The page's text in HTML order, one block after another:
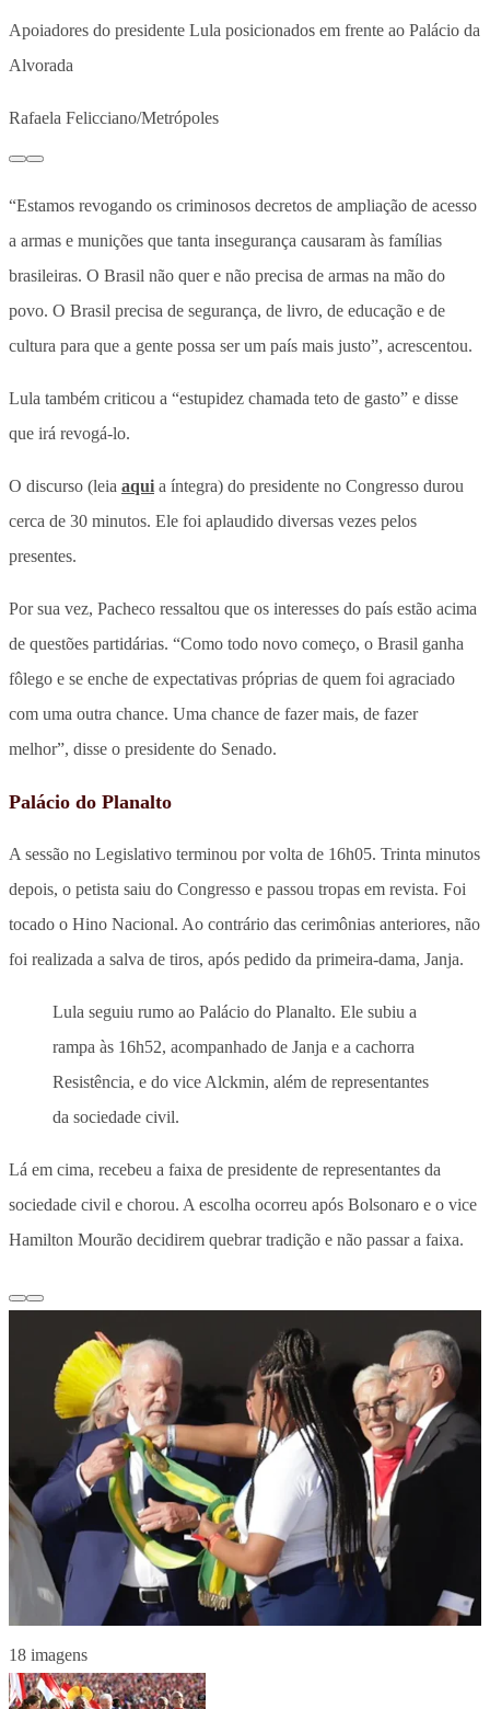
Apoiadores do presidente Lula posicionados em frente ao Palácio da
Alvorada
Rafaela Felicciano/Metrópoles
“Estamos revogando os criminosos decretos de ampliação de acesso
a armas e munições que tanta insegurança causaram às famílias
brasileiras. O Brasil não quer e não precisa de armas na mão do
povo. O Brasil precisa de segurança, de livro, de educação e de
cultura para que a gente possa ser um país mais justo”, acrescentou.
Lula também criticou a “estupidez chamada teto de gasto” e disse
que irá revogá-lo.
O discurso (leia aqui a íntegra) do presidente no Congresso durou
cerca de 30 minutos. Ele foi aplaudido diversas vezes pelos
presentes.
Por sua vez, Pacheco ressaltou que os interesses do país estão acima
de questões partidárias. “Como todo novo começo, o Brasil ganha
fôlego e se enche de expectativas próprias de quem foi agraciado
com uma outra chance. Uma chance de fazer mais, de fazer
melhor”, disse o presidente do Senado.
Palácio do Planalto
A sessão no Legislativo terminou por volta de 16h05. Trinta minutos
depois, o petista saiu do Congresso e passou tropas em revista. Foi
tocado o Hino Nacional. Ao contrário das cerimônias anteriores, não
foi realizada a salva de tiros, após pedido da primeira-dama, Janja.
Lula seguiu rumo ao Palácio do Planalto. Ele subiu a
rampa às 16h52, acompanhado de Janja e a cachorra
Resistência, e do vice Alckmin, além de representantes
da sociedade civil.
Lá em cima, recebeu a faixa de presidente de representantes da
sociedade civil e chorou. A escolha ocorreu após Bolsonaro e o vice
Hamilton Mourão decidirem quebrar tradição e não passar a faixa.
18 imagens